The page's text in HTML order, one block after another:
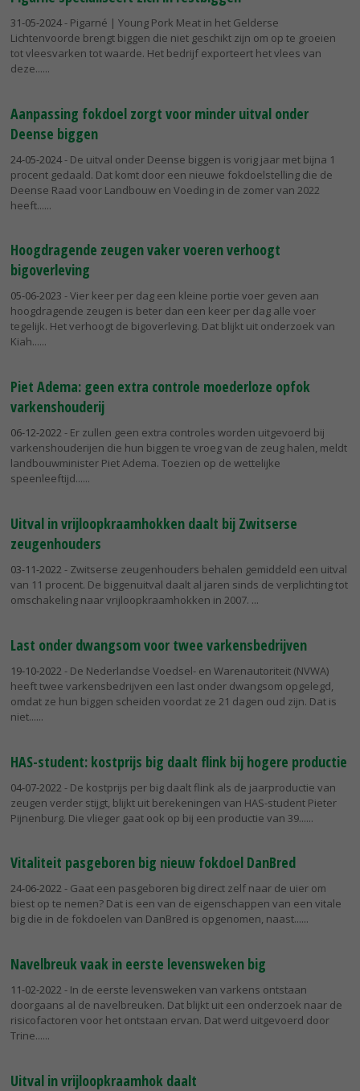
31-05-2024- Pigarné | Young Pork Meat in het Gelderse
Lichtenvoorde brengt biggen die niet geschikt zijn om op te groeien
tot vleesvarken tot waarde. Het bedrijf exporteert het vlees van
deze...
Aanpassing fokdoel zorgt voor minder uitval onder
Deense biggen
24-05-2024- De uitval onder Deense biggen is vorig jaar met bijna 1
procent gedaald. Dat komt door een nieuwe fokdoelstelling die de
Deense Raad voor Landbouw en Voeding in de zomer van 2022
heeft...
Hoogdragende zeugen vaker voeren verhoogt
bigoverleving
05-06-2023 - Vier keer per dag een kleine portie voer geven aan
hoogdragende zeugen is beter dan een keer per dag alle voer
tegelijk. Het verhoogt de bigoverleving. Dat blijkt uit onderzoek van
Kiah...
Piet Adema: geen extra controle moederloze opfok
varkenshouderij
06-12-2022 - Er zullen geen extra controles worden uitgevoerd bij
varkenshouderijen die hun biggen te vroeg van de zeug halen, meldt
landbouwminister Piet Adema. Toezien op de wettelijke
speenleeftijd...
Uitval in vrijloopkraamhokken daalt bij Zwitserse
zeugenhouders
03-11-2022 - Zwitserse zeugenhouders behalen gemiddeld een uitval
van 11 procent. De biggenuitval daalt al jaren sinds de verplichting tot
omschakeling naar vrijloopkraamhokken in 2007.
Last onder dwangsom voor twee varkensbedrijven
19-10-2022 - De Nederlandse Voedsel- en Warenautoriteit (NVWA)
heeft twee varkensbedrijven een last onder dwangsom opgelegd,
omdat ze hun biggen scheiden voordat ze 21 dagen oud zijn. Dat is
niet...
HAS-student: kostprijs big daalt flink bij hogere productie
04-07-2022 - De kostprijs per big daalt flink als de jaarproductie van
zeugen verder stijgt, blijkt uit berekeningen van HAS-student Pieter
Pijnenburg. Die vlieger gaat ook op bij een productie van 39...
Vitaliteit pasgeboren big nieuw fokdoel DanBred
24-06-2022 - Gaat een pasgeboren big direct zelf naar de uier om
biest op te nemen? Dat is een van de eigenschappen van een vitale
big die in de fokdoelen van DanBred is opgenomen, naast...
Navelbreuk vaak in eerste levensweken big
11-02-2022 - In de eerste levensweken van varkens ontstaan
doorgaans al de navelbreuken. Dat blijkt uit een onderzoek naar de
risicofactoren voor het ontstaan ervan. Dat werd uitgevoerd door
Trine...
Uitval in vrijloopkraamhok daalt